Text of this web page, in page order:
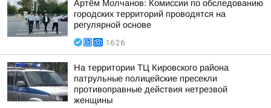
Артём Молчанов: Комиссии по обследованию
городских территорий проводятся на
регулярной основе
16:26
На территории ТЦ Кировского района
патрульные полицейские пресекли
противоправные действия нетрезвой
женщины